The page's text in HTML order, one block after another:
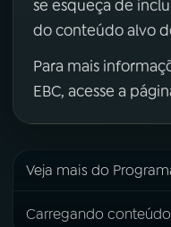
se esqueça de
do conteúdo alvo
Para mais
EBC, acesse a
Veja mais do
Carregando